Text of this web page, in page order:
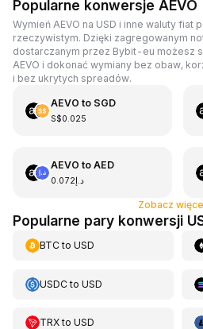
Popularne konwersje AEVO
Wymień AEVO na USD i inne waluty fiat
rzeczywistym. Dzięki zagregowanym
dostarczanym przez Bybit-eu możesz
AEVO i dokonać wymiany bez obaw,
i bez ukrytych spreadów.
AEVO to SGD
S$0.025
AEVO to AED
د.إ0.072
Zobacz
Popularne pary konwersji
BTCto USD
USDCto USD
TRXto USD